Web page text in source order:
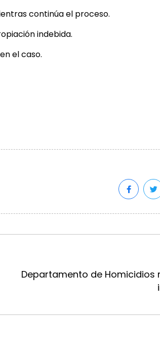
continúa el proceso.
indebida.
el caso.
Departamento de Homicidios